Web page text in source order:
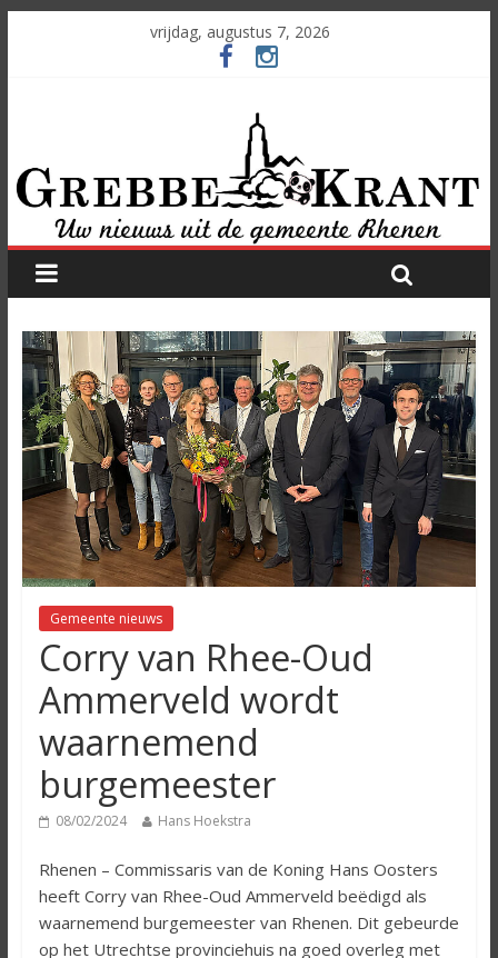
vrijdag, augustus 7, 2026
Gemeente nieuws
Corry van Rhee-Oud
Ammerveld wordt
waarnemend
burgemeester
08/02/2024 Hans Hoekstra
Rhenen – Commissaris van de Koning Hans Oosters
heeft Corry van Rhee-Oud Ammerveld beëdigd als
waarnemend burgemeester van Rhenen. Dit gebeurde
op het Utrechtse provinciehuis na goed overleg met